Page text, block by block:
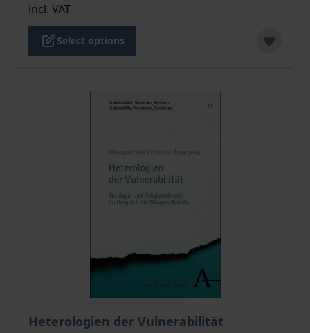
incl. VAT
Select options
Heterologien der Vulnerabilität